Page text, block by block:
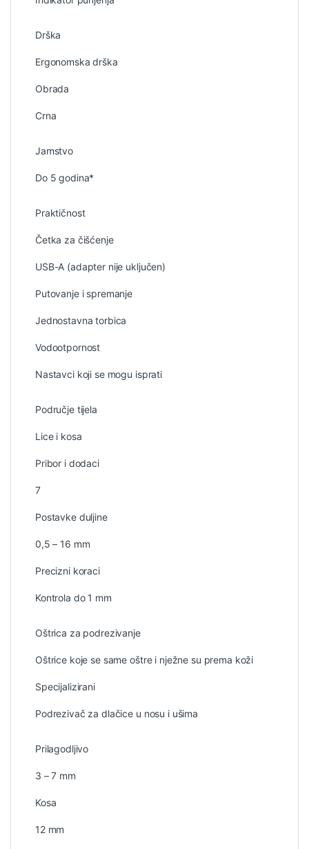
Drška
Ergonomska drška
Obrada
Crna
Jamstvo
Do 5 godina*
Praktičnost
Četka za čišćenje
USB-A (adapter nije uključen)
Putovanje i spremanje
Jednostavna torbica
Vodootpornost
Nastavci koji se mogu isprati
Područje tijela
Lice i kosa
Pribor i dodaci
7
Postavke duljine
0,5 – 16 mm
Precizni koraci
Kontrola do 1 mm
Oštrica za podrezivanje
Oštrice koje se same oštre i nježne su prema koži
Specijalizirani
Podrezivač za dlačice u nosu i ušima
Prilagodljivo
3 – 7 mm
Kosa
12 mm